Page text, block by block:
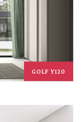
GOLF Y120